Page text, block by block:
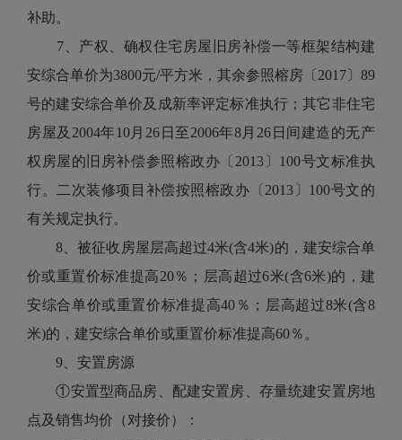
补助。
7、产权、确权住宅房屋旧房补偿一等框架结构建
安综合单价为3800元/平方米，其余参照榕房〔2017〕89
号的建安综合单价及成新率评定标准执行；其它非住宅
房屋及2004年10月26日至2006年8月26日间建造的无产
权房屋的旧房补偿参照榕政办〔2013〕100号文标准执
行。二次装修项目补偿按照榕政办〔2013〕100号文的
有关规定执行。
8、被征收房屋层高超过4米(含4米)的，建安综合单
价或重置价标准提高20％；层高超过6米(含6米)的，建
安综合单价或重置价标准提高40％；层高超过8米(含8
米)的，建安综合单价或重置价标准提高60％。
9、安置房源
①安置型商品房、配建安置房、存量统建安置房地
点及销售均价（对接价）：